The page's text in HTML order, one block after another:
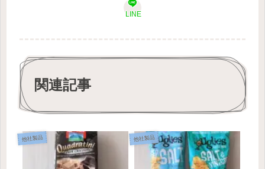
LINE
関連記事
他社製品 他社製品